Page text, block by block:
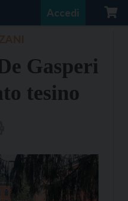
Accedi
Gasperi
tesino